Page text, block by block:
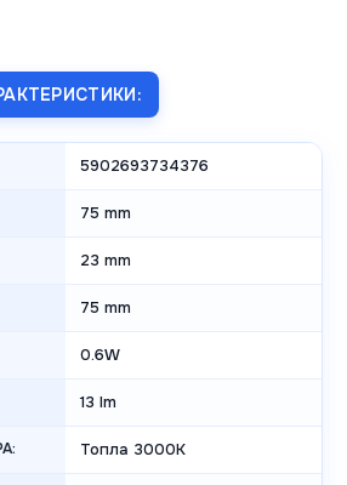
5902693734376
75 mm
23 mm
75 mm
0.6W
13 lm
Топла 3000K